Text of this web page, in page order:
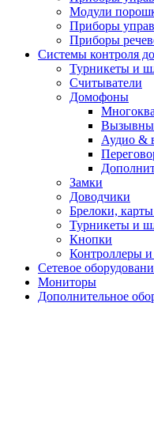
Модули
Приборы
Приборы
Системы контроля
Турникеты и
Cчитыватели
Домофоны
Аудио &
Замки
Доводчики
Брелоки,
Турникеты и
Кнопки
Контроллеры и
Сетевое
Мониторы
Дополнительное